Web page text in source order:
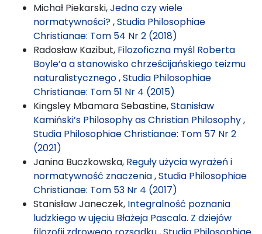
Michał Piekarski,Jedna czy wiele
normatywności?,Studia Philosophiae
Christianae: Tom 54 Nr 2 (2018)
Radosław Kazibut, Filozoficzna myśl Roberta
Boyle’a a stanowisko chrześcijańskiego teizmu
naturalistycznego,Studia Philosophiae
Christianae: Tom 51 Nr 4 (2015)
Kingsley Mbamara Sebastine,Stanisław
Kamiński’s Philosophy as Christian Philosophy,
Studia Philosophiae Christianae: Tom 57 Nr 2
(2021)
Janina Buczkowska, Reguły użycia wyrażeń i
normatywność znaczenia,Studia Philosophiae
Christianae: Tom 53 Nr 4 (2017)
Stanisław Janeczek, Integralność poznania
ludzkiego w ujęciu Błażeja Pascala. Z dziejów